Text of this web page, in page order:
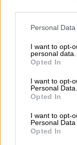
Please note that
not limited to your
grant or deny
use your data for
consent section.
Personal
I want to opt-
personal data.
Opted In
I want to opt-
Personal Data.
Opted In
I want to opt-
Personal Data
Opted In
Η
των
μια σύντομη
θεσμού, και
Μπουτάρη το
υπέρογκο
χαρακτήρα